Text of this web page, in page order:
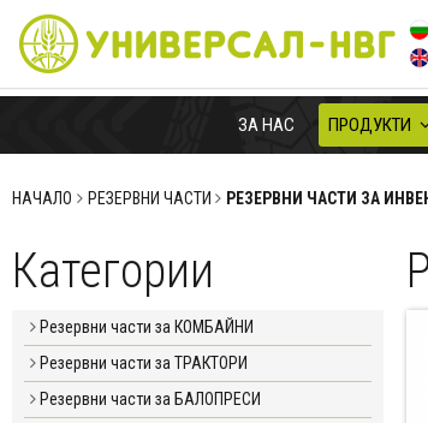
ЗА НАС ПРОДУКТИ
НАЧАЛО РЕЗЕРВНИ ЧАСТИ РЕЗЕРВНИ ЧАСТИ ЗА
Категории
Резервни части за КОМБАЙНИ
Резервни части за ТРАКТОРИ
Резервни части за БАЛОПРЕСИ